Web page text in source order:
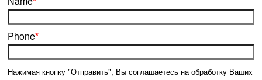
Phone*
Нажимая кнопку "Отправить", Вы соглашаетесь на обработку Ваших